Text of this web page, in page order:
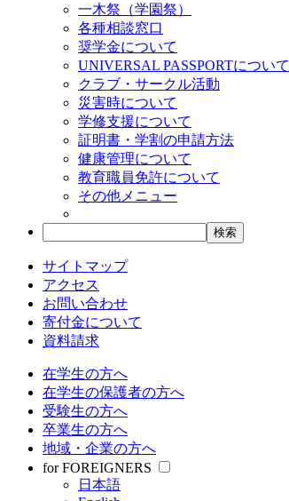
一木祭（学園祭）
各種相談窓口
奨学金について
UNIVERSAL PASSPORTについて
クラブ・サークル活動
災害時について
学修支援について
証明書・学割の申請方法
健康管理について
教育職員免許について
その他メニュー
サイトマップ
アクセス
お問い合わせ
寄付金について
資料請求
在学生の方へ
在学生の保護者の方へ
受験生の方へ
卒業生の方へ
地域・企業の方へ
for FOREIGNERS
日本語